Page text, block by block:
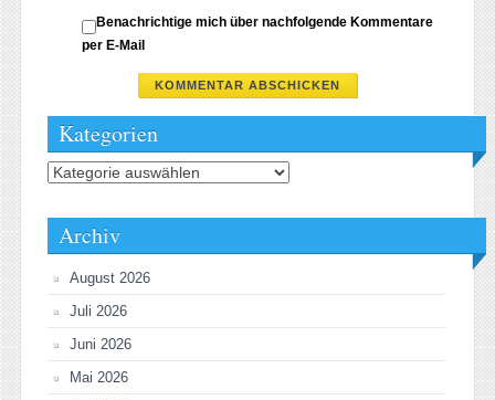
Benachrichtige mich über nachfolgende Kommentare
per E-Mail
Kategorien
Kategorien
Archiv
August 2026
Juli 2026
Juni 2026
Mai 2026